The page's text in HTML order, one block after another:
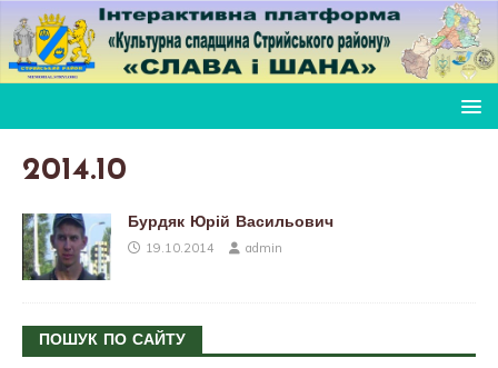
2014.10
Бурдяк Юрій Васильович
19.10.2014 admin
ПОШУК ПО САЙТУ